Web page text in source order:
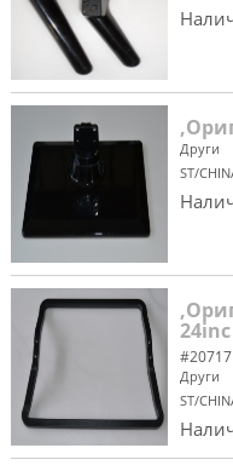
Други
ST/
24inc
#20717
Други
ST/